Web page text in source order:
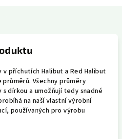
příchutích Halibut a Red Halibut
Všechny průměry
dírkou a umožňují tedy snadné
na naší vlastní výrobní
používaných pro výrobu